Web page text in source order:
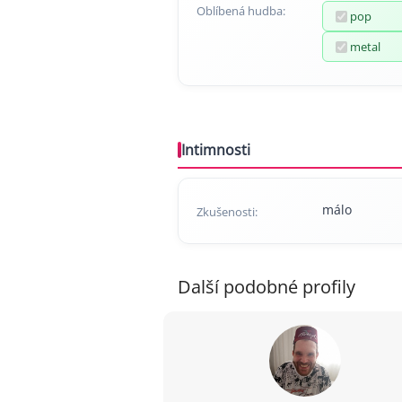
Oblíbená hudba:
pop
metal
Intimnosti
Zkušenosti: málo
Další podobné profily